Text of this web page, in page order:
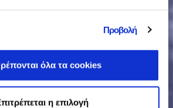
Προβολή
όλα τα cookies
η επιλογή